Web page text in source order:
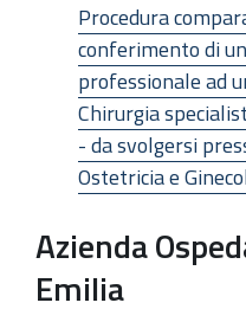
Procedura
conferimento di
professionale ad
Chirurgia
- da svolgersi
Ostetricia e
Azienda
Emilia